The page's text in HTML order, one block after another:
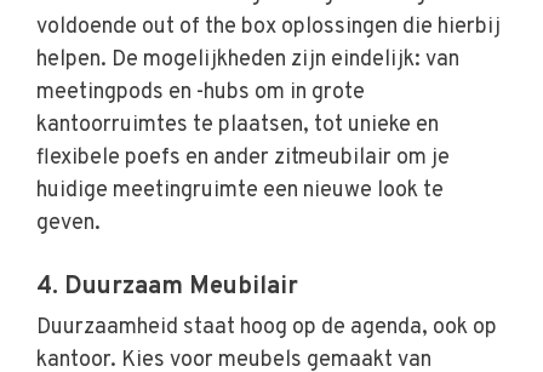
voldoende out of the box oplossingen die hierbij
helpen. De mogelijkheden zijn eindelijk: van
meetingpods en -hubs om in grote
kantoorruimtes te plaatsen, tot unieke en
flexibele poefs en ander zitmeubilair om je
huidige meetingruimte een nieuwe look te
geven.
4. Duurzaam Meubilair
Duurzaamheid staat hoog op de agenda, ook op
kantoor. Kies voor meubels gemaakt van